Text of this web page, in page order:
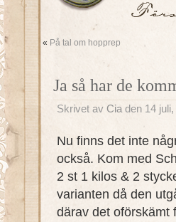
« På tal om hopprep
Ja så har de
Skrivet av Cia den 14
Nu finns det inte
också. Kom med
2 st 1 kilos & 2
varianten då den
därav det oförskämt